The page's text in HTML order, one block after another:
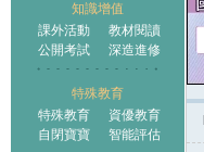
知識增值
課外活動
教材閱讀
公開考試
深造進修
特殊教育
特殊教育
資優教育
自閉寶寶
智能評估